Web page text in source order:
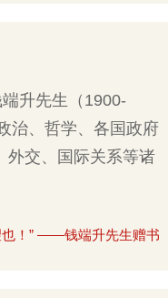
升先生（1900-
治、哲学、各国政府
外交、国际关系等诸
也！” ——钱端升先生赠书